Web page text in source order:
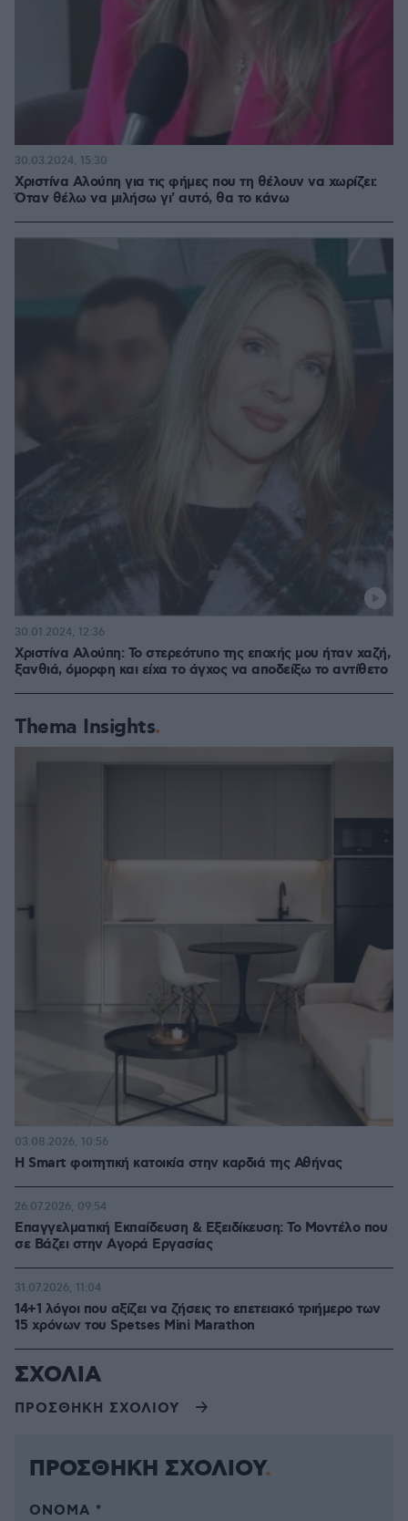
Χριστίνα Αλούπη για τις φήμες που τη θέλουν να χωρίζει:
Όταν θέλω να μιλήσω γι' αυτό, θα το κάνω
30.03.2024, 15:30
Χριστίνα Αλούπη: Το στερεότυπο της εποχής μου ήταν χαζή,
ξανθιά, όμορφη και είχα το άγχος να αποδείξω το αντίθετο
30.01.2024, 12:36
Thema Insights
Η Smart φοιτητική κατοικία στην καρδιά της Αθήνας
03.08.2026, 10:56
Επαγγελματική Εκπαίδευση & Εξειδίκευση: Το Mοντέλο που
σε Bάζει στην Aγορά Eργασίας
26.07.2026, 09:54
14+1 λόγοι που αξίζει να ζήσεις το επετειακό τριήμερο των
15 χρόνων του Spetses Mini Marathon
31.07.2026, 11:04
ΣΧΟΛΙΑ
ΠΡΟΣΘΗΚΗ ΣΧΟΛΙΟΥ
ΠΡΟΣΘΗΚΗ ΣΧΟΛΙΟΥ
ΌΝΟΜΑ *